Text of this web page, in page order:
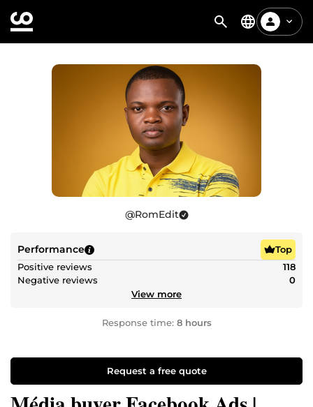
@RomEdit
Performance
Top
Positive reviews
118
Negative reviews
0
View more
Response time: 8 hours
Request a free quote